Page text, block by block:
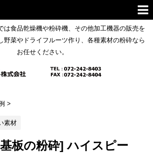
は食品乾燥機や粉砕機、その他加工機器の販売を
野菜やドライフルーツ作り、各種素材の粉砕なら
お任せください。
>
素材
板の粉砕] ハイスピー